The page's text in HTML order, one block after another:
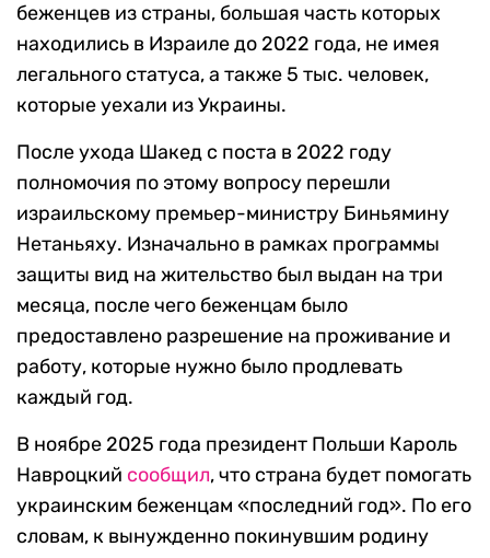
беженцев из страны, большая часть которых
находились в Израиле до 2022 года, не имея
легального статуса, а также 5 тыс. человек,
которые уехали из Украины.
После ухода Шакед с поста в 2022 году
полномочия по этому вопросу перешли
израильскому премьер-министру Биньямину
Нетаньяху. Изначально в рамках программы
защиты вид на жительство был выдан на три
месяца, после чего беженцам было
предоставлено разрешение на проживание и
работу, которые нужно было продлевать
каждый год.
В ноябре 2025 года президент Польши Кароль
Навроцкий сообщил, что страна будет помогать
украинским беженцам «последний год». По его
словам, к вынужденно покинувшим родину